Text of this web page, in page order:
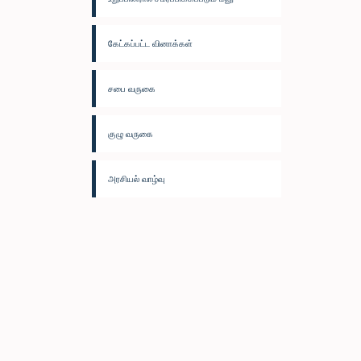
கேட்கப்பட்ட வினாக்கள்
சபை வருகை
குழு வருகை
அரசியல் வாழ்வு